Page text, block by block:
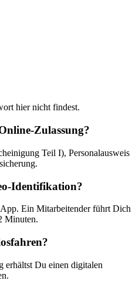
hier nicht findest.
Zulassung?
Teil I), Personalausweis
Identifikation?
Ein Mitarbeitender führt Dich
Minuten.
erhältst Du einen digitalen